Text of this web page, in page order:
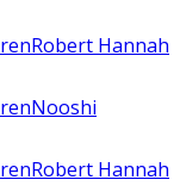
Robert Hannah
Nooshi
Robert Hannah